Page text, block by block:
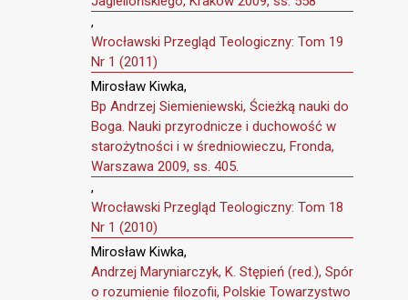
,
Wrocławski Przegląd Teologiczny: Tom 19
Nr 1 (2011)
Mirosław Kiwka,
Bp Andrzej Siemieniewski, Ścieżką nauki do
Boga. Nauki przyrodnicze i duchowość w
starożytności i w średniowieczu, Fronda,
Warszawa 2009, ss. 405.
,
Wrocławski Przegląd Teologiczny: Tom 18
Nr 1 (2010)
Mirosław Kiwka,
Andrzej Maryniarczyk, K. Stępień (red.), Spór
o rozumienie filozofii, Polskie Towarzystwo